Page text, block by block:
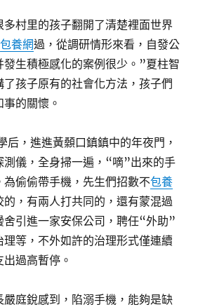
村里的孩子翻開了清楚裡面世界
包養網過，從調研情形來看，自發公
發生積極感化的案例很少。”夏柱智
孩子原有的社會化方法，孩子們
的關懷。
后，進進黃顙口鎮鎮中的年夜門，
測儀，全身掃一遍，“嘀”出來的手
為偷偷帶手機，先生們招數不包養
的，有兩人打共同的，還有蒙混過
舍引進一家安保公司，聘任“外助”
等，不外如許的治理形式僅連續
過高暫停。
嚴庭銳感到，陷溺手機，能夠是缺